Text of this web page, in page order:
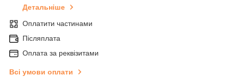
Детальніше
Оплатити частинами
Післяплата
Оплата за реквізитами
Всі умови оплати